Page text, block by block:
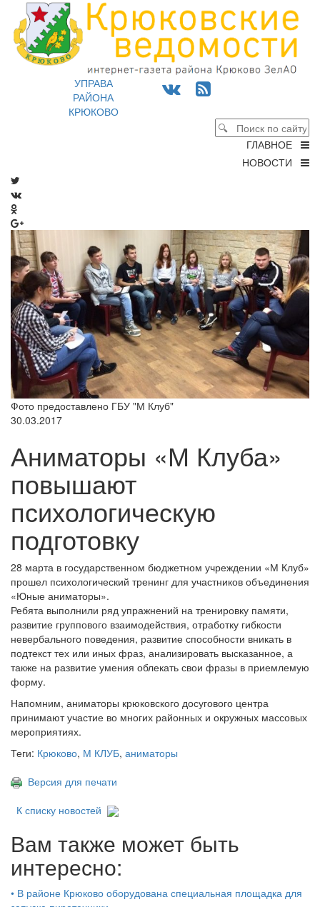
УПРАВА
РАЙОНА
КРЮКОВО
ГЛАВНОЕ
НОВОСТИ
Фото предоставлено ГБУ "М Клуб"
30.03.2017
Аниматоры «М Клуба»
повышают
психологическую
подготовку
28 марта в государственном бюджетном учреждении «М Клуб»
прошел психологический тренинг для участников объединения
«Юные аниматоры».
Ребята выполнили ряд упражнений на тренировку памяти,
развитие группового взаимодействия, отработку гибкости
невербального поведения, развитие способности вникать в
подтекст тех или иных фраз, анализировать высказанное, а
также на развитие умения облекать свои фразы в приемлемую
форму.
Напомним, аниматоры крюковского досугового центра
принимают участие во многих районных и окружных массовых
мероприятиях.
Теги: Крюково, М КЛУБ, аниматоры
Версия для печати
К списку новостей
Вам также может быть
интересно:
• В районе Крюково оборудована специальная площадка для